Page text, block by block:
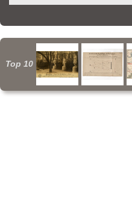
Top 10